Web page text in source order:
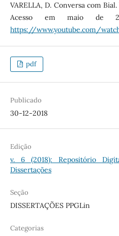
VARELLA, D. Conversa com
Acesso em maio de
https://www.youtube.com/
pdf
Publicado
30-12-2018
Edição
v. 6 (2018): Repositório
Dissertações
Seção
DISSERTAÇÕES PPGLin
Categorias